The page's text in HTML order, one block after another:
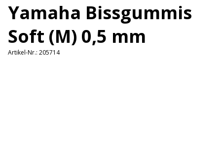
Yamaha Bissgummis
Soft (M) 0,5 mm
Artikel-Nr.: 205714